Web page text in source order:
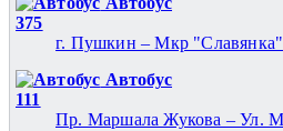
375
г. Пушкин – Мкр "Славянка"
Автобус
111
Пр. Маршала Жукова – Ул.